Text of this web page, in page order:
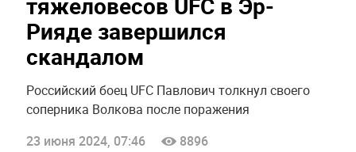
Рияде завершился
скандалом
Российский боец UFC Павлович толкнул своего
соперника Волкова после поражения
23 июня 2024, 07:46
8896